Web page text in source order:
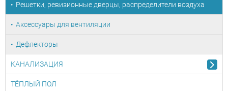
Решетки, ревизионные дверцы, распределители воздуха
Аксессуары для вентиляции
Дефлекторы
КАНАЛИЗАЦИЯ
ТЁПЛЫЙ ПОЛ